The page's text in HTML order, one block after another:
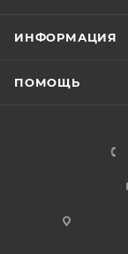
ИНФОРМАЦИЯ
ПОМОЩЬ